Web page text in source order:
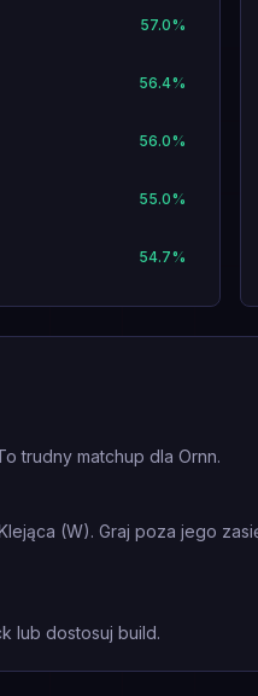
57.0%
56.4%
56.0%
55.0%
54.7%
trudny matchup dla Ornn.
(W). Graj poza jego
lub dostosuj build.